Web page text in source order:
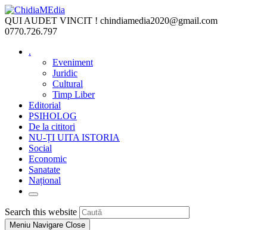
Skip
to
content
QUI AUDET VINCIT ! chindiamedia2020@gmail.com
0770.726.797
.
Eveniment
Juridic
Cultural
Timp Liber
Editorial
PSIHOLOG
De la cititori
NU-ȚI UITA ISTORIA
Social
Economic
Sanatate
Național
Toggle
website
search
Search this website
Escape
Meniu Navigare Close